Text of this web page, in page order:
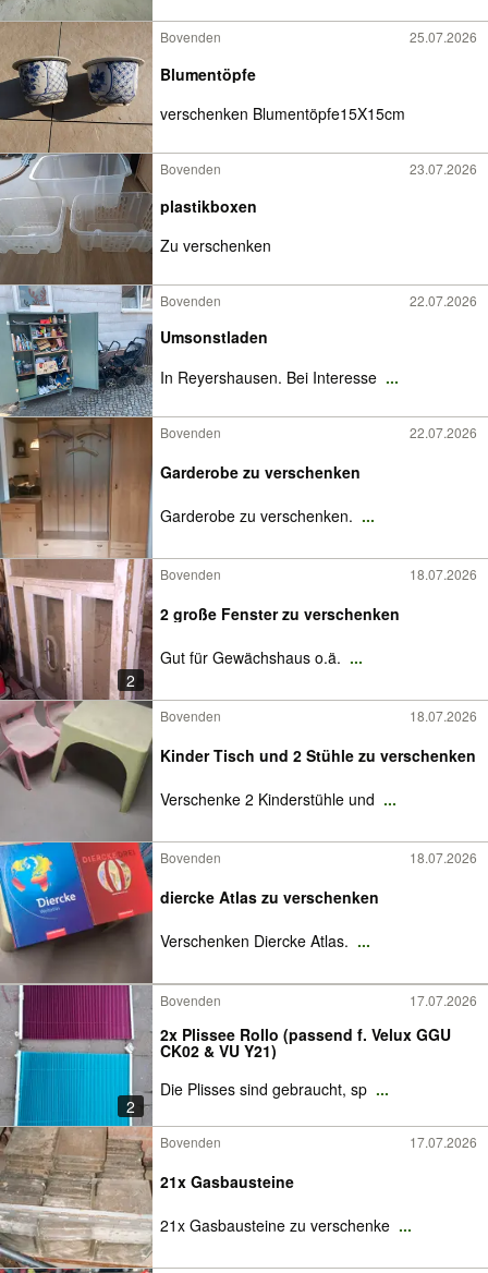
Bovenden 25.07.2026
Blumentöpfe
verschenken Blumentöpfe15X15cm
Bovenden 23.07.2026
plastikboxen
Zu verschenken
Bovenden 22.07.2026
Umsonstladen
In Reyershausen. Bei Interesse ...
Bovenden 22.07.2026
Garderobe zu verschenken
Garderobe zu verschenken. ...
2
Bovenden 18.07.2026
2 große Fenster zu verschenken
Gut für Gewächshaus o.ä. ...
Bovenden 18.07.2026
Kinder Tisch und 2 Stühle zu verschenken
Verschenke 2 Kinderstühle und ...
Bovenden 18.07.2026
diercke Atlas zu verschenken
Verschenken Diercke Atlas. ...
2
Bovenden 17.07.2026
2x Plissee Rollo (passend f. Velux GGU
CK02 & VU Y21)
Die Plisses sind gebraucht, sp ...
Bovenden 17.07.2026
21x Gasbausteine
21x Gasbausteine zu verschenke ...